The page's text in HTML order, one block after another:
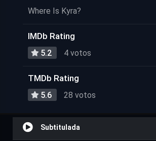
Where Is Kyra?
IMDb Rating
5.2 4 votos
TMDb Rating
5.6 28 votos
Subtitulada